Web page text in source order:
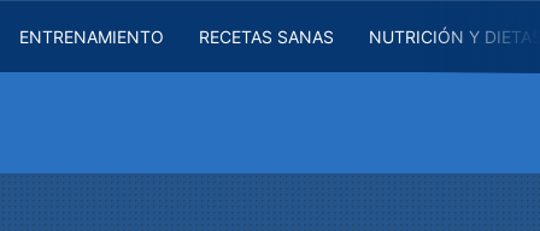
ENTRENAMIENTO RECETAS SANAS NUTRICIÓN Y